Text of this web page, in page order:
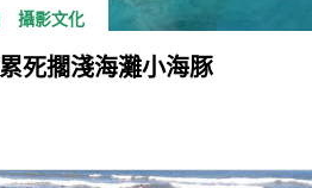
攝影文化
死擱淺海灘小海豚